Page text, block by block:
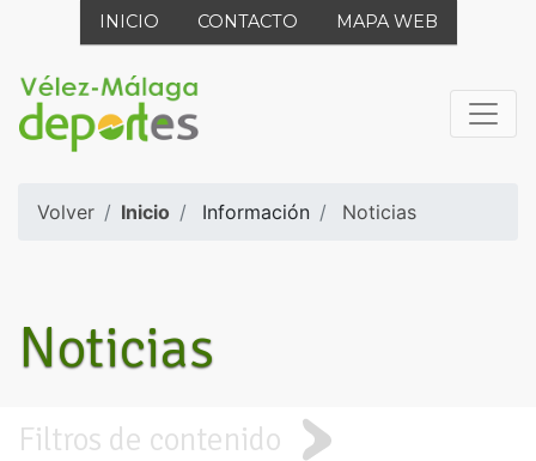
INICIO CONTACTO MAPA WEB
Volver Inicio Información Noticias
Noticias
Filtros de contenido